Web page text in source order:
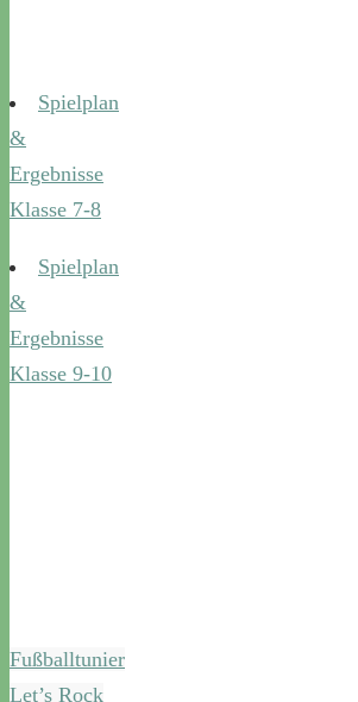
Spielplan
&
Ergebnisse
Klasse 7-8
Spielplan
&
Ergebnisse
Klasse 9-10
Fußballtunier
Let’s Rock